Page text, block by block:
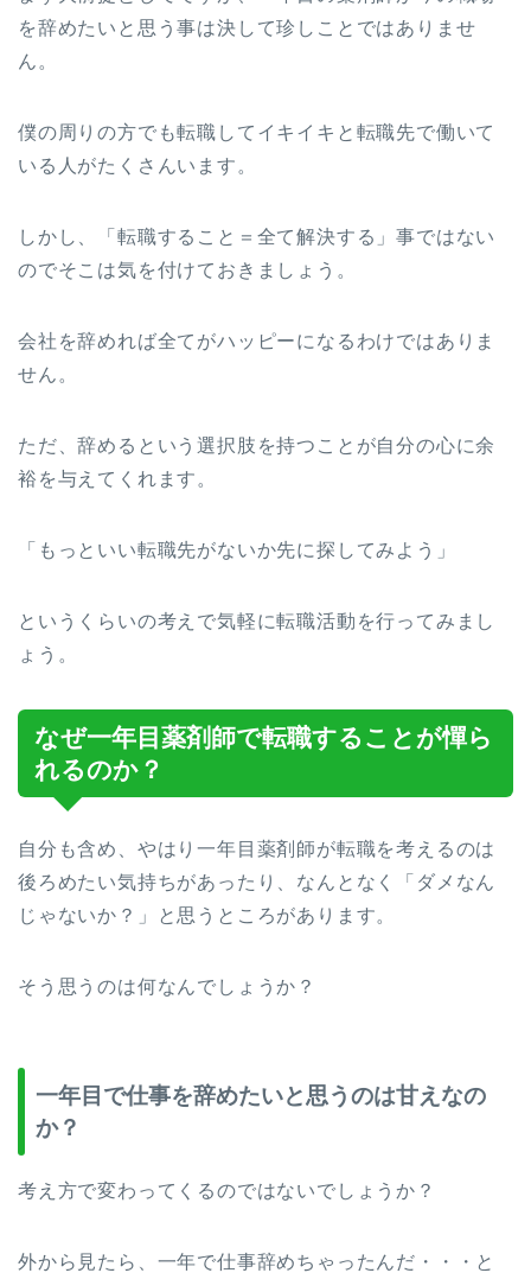
を辞めたいと思う事は決して珍しことではありませ
ん。
僕の周りの方でも転職してイキイキと転職先で働いて
いる人がたくさんいます。
しかし、「転職すること＝全て解決する」事ではない
のでそこは気を付けておきましょう。
会社を辞めれば全てがハッピーになるわけではありま
せん。
ただ、辞めるという選択肢を持つことが自分の心に余
裕を与えてくれます。
「もっといい転職先がないか先に探してみよう」
というくらいの考えで気軽に転職活動を行ってみまし
ょう。
なぜ一年目薬剤師で転職することが憚ら
れるのか？
自分も含め、やはり一年目薬剤師が転職を考えるのは
後ろめたい気持ちがあったり、なんとなく「ダメなん
じゃないか？」と思うところがあります。
そう思うのは何なんでしょうか？
一年目で仕事を辞めたいと思うのは甘えなの
か？
考え方で変わってくるのではないでしょうか？
外から見たら、一年で仕事辞めちゃったんだ・・・と